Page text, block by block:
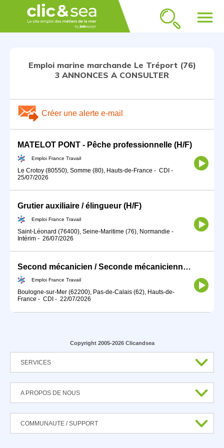
menu
Emploi marine marchande Le Tréport (76)
3 ANNONCES A CONSULTER
Créer une alerte e-mail
MATELOT PONT - Pêche professionnelle (H/F)
Emploi France Travail
Le Crotoy (80550), Somme (80), Hauts-de-France - CDI -
25/07/2026
Grutier auxiliaire / élingueur (H/F)
Emploi France Travail
Saint-Léonard (76400), Seine-Maritime (76), Normandie -
Intérim - 26/07/2026
Second mécanicien / Seconde mécanicienne (H/F)
Emploi France Travail
Boulogne-sur-Mer (62200), Pas-de-Calais (62), Hauts-de-
France - CDI - 22/07/2026
Copyright 2005-2026 Clicandsea
SERVICES
A PROPOS DE NOUS
COMMUNAUTE / SUPPORT